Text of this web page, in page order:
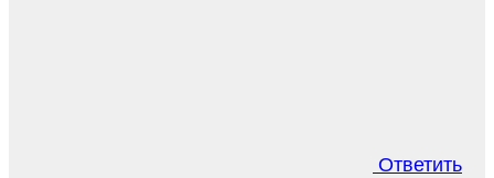
Ответить